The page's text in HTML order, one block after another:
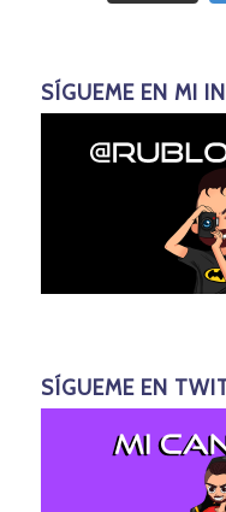
SÍGUEME EN MI
SÍGUEME EN